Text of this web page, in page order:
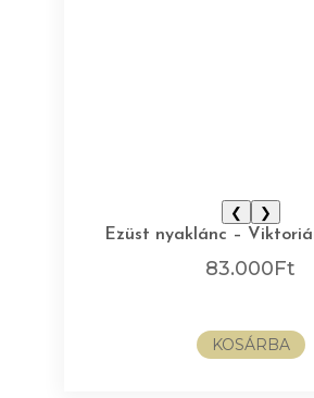
❮
❯
Ezüst nyaklánc –
83.000Ft
KOSÁRBA